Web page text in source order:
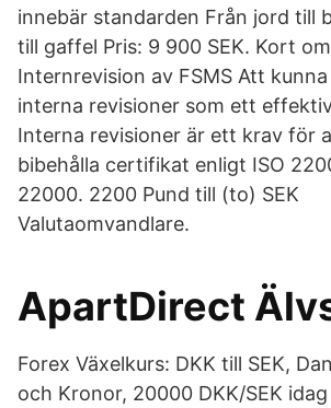
innebär standarden Från jord till
till gaffel Pris: 9 900 SEK. Kort
Internrevision av FSMS Att
interna revisioner som ett
Interna revisioner är ett krav för
bibehålla certifikat enligt ISO
22000. 2200 Pund till (to) SEK
Valutaomvandlare.
ApartDirect
Forex Växelkurs: DKK till SEK,
och Kronor, 20000 DKK/SEK